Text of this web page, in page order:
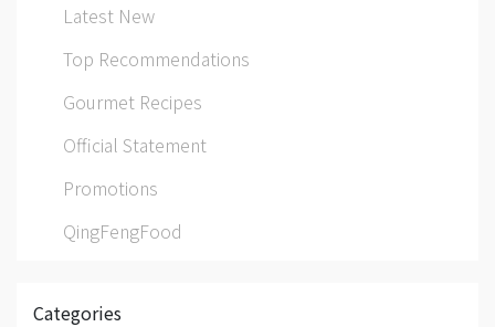
Latest New
Top Recommendations
Gourmet Recipes
Official Statement
Promotions
QingFengFood
Categories